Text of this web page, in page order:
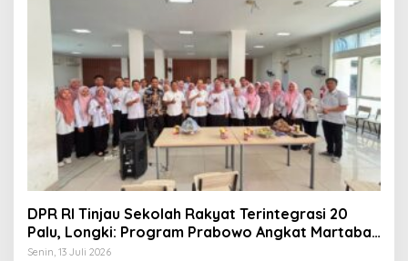
DPR RI Tinjau Sekolah Rakyat Terintegrasi 20
Palu, Longki: Program Prabowo Angkat Martabat
Anak Miskin
Senin, 13 Juli 2026